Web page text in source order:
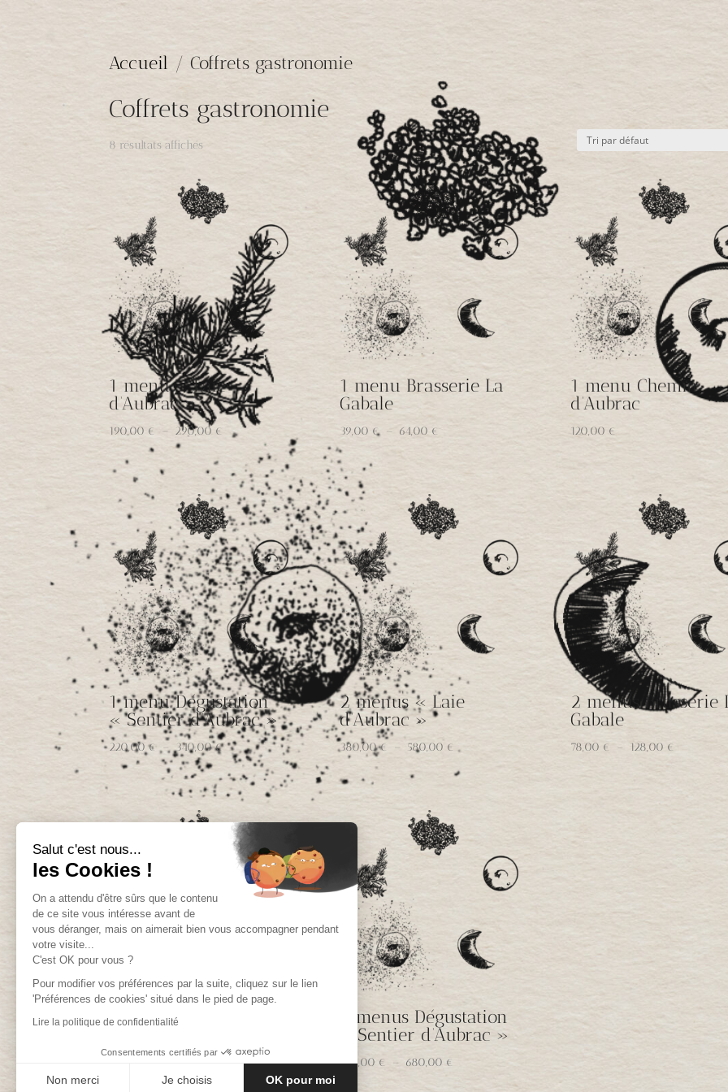
Salut c'est nous...
les Cookies !
On a attendu d'être sûrs que le contenu
de ce site vous intéresse avant de
vous déranger, mais on aimerait bien vous accompagner pendant
votre visite...
C'est OK pour vous ?
Pour modifier vos préférences par la suite, cliquez sur le lien
'Préférences de cookies' situé dans le pied de page.
Lire la politique de confidentialité
Consentements certifiés par
Non merci Je choisis OK pour moi
Accueil / Coffrets gastronomie
Coffrets gastronomie
8 résultats affichés
1 menu « Laie
d’Aubrac »
190,00 € – 290,00 € Plage
prix :
190,00 €
à
290,00 €
1 menu Brasserie La
Gabale
39,00 € – 64,00 €
à
64,00 €
1 menu Chemin
d’Aubrac
120,00 €
1 menu Dégustation
« Sentier d’Aubrac »
220,00€ – 340,00€Plage
de
prix :
220,00 €
à
340,00 €
2 menus « Laie
d’Aubrac »
380,00€ – 580,00 € Plage
à
580,00 €
2 menus Brasserie
Gabale
78,00 € – 128,00 €
2 menus Chemin
2 menus Dégustation
« Sentier d’Aubrac »
440,00 € – 680,00 €